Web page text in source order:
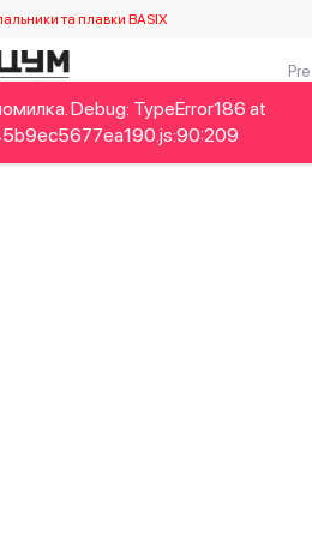
та плавки BASIX
дизайнери Краса Бренди
Debug: TypeError186 at